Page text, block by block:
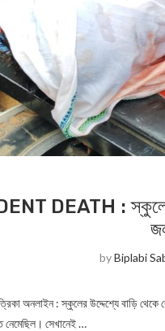
DEATH : স্কুলের
byBiplabi
অনলাইন : স্কুলের উদ্দেশ্যে বাড়ি
নেমেছিল। সেখানেই …